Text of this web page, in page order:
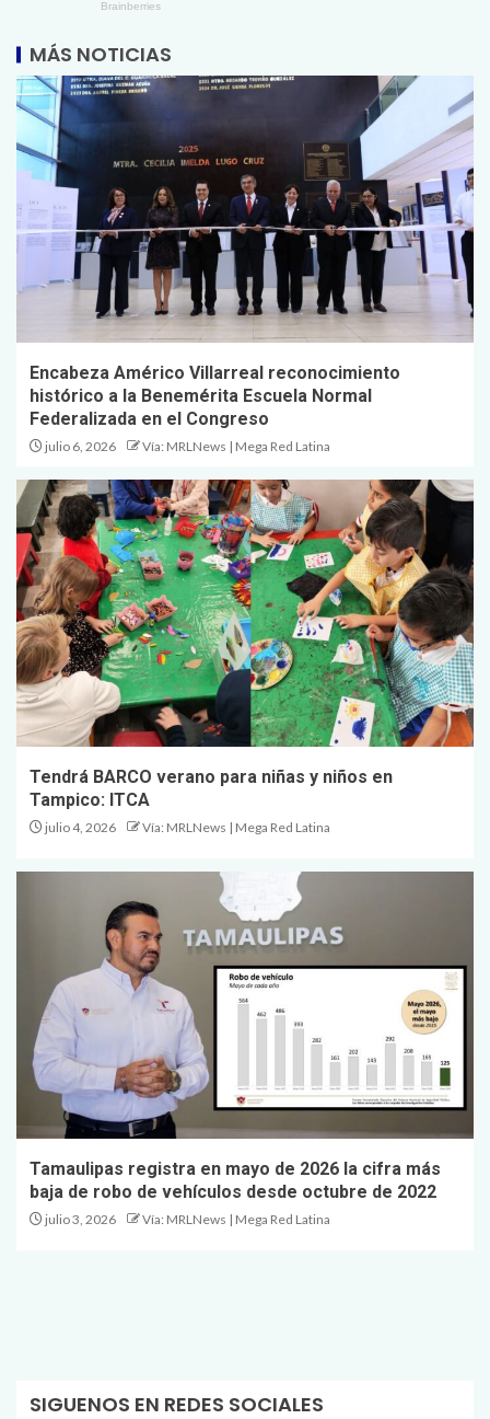
MÁS NOTICIAS
Encabeza Américo Villarreal reconocimiento
histórico a la Benemérita Escuela Normal
Federalizada en el Congreso
julio 6, 2026 Vía: MRLNews | Mega Red Latina
Tendrá BARCO verano para niñas y niños en
Tampico: ITCA
julio 4, 2026 Vía: MRLNews | Mega Red Latina
Tamaulipas registra en mayo de 2026 la cifra más
baja de robo de vehículos desde octubre de 2022
julio 3, 2026 Vía: MRLNews | Mega Red Latina
SIGUENOS EN REDES SOCIALES